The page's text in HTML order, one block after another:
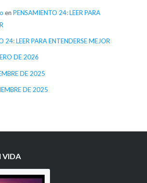
en PENSAMIENTO 24: LEER PARA
24: LEER PARA ENTENDERSE MEJOR
DE 2026
DE 2025
DE 2025
VIDA